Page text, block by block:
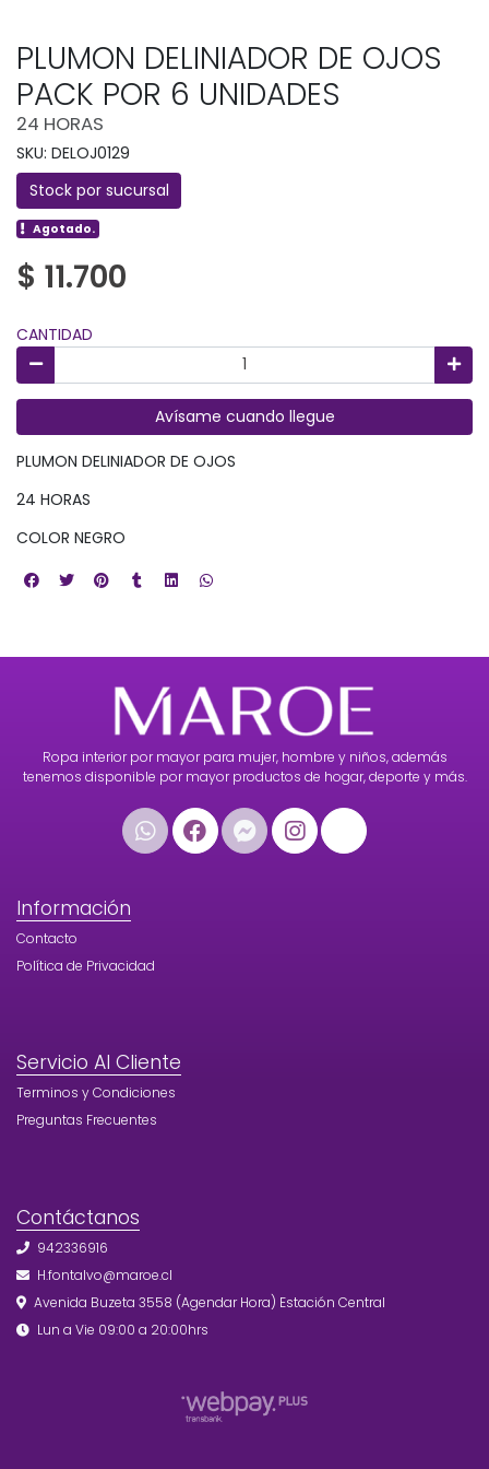
PLUMON DELINIADOR DE OJOS
PACK POR 6 UNIDADES
24 HORAS
SKU: DELOJ0129
Stock por sucursal
Agotado.
$ 11.700
CANTIDAD
Avísame cuando llegue
PLUMON DELINIADOR DE OJOS
24 HORAS
COLOR NEGRO
Ropa interior por mayor para mujer, hombre y niños, además
tenemos disponible por mayor productos de hogar, deporte y más.
Información
Contacto
Política de Privacidad
Servicio Al Cliente
Terminos y Condiciones
Preguntas Frecuentes
Contáctanos
942336916
H.fontalvo@maroe.cl
Avenida Buzeta 3558 (Agendar Hora) Estación Central
Lun a Vie 09:00 a 20:00hrs